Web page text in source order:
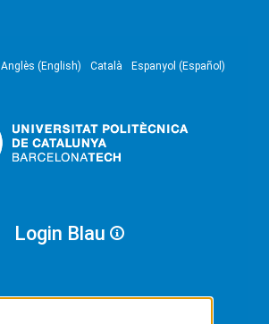
Anglès (English) Català Espanyol (Español)
Login Blau